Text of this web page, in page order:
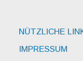
NÜTZLICHE
IMPRESSUM